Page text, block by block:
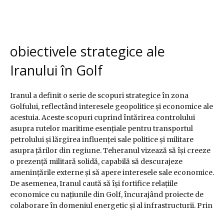
obiectivele strategice ale
Iranului în Golf
Iranul a definit o serie de scopuri strategice în zona
Golfului, reflectând interesele geopolitice și economice ale
acestuia. Aceste scopuri cuprind întărirea controlului
asupra rutelor maritime esențiale pentru transportul
petrolului și lărgirea influenței sale politice și militare
asupra țărilor din regiune. Teheranul vizează să își creeze
o prezență militară solidă, capabilă să descurajeze
amenințările externe și să apere interesele sale economice.
De asemenea, Iranul caută să își fortifice relațiile
economice cu națiunile din Golf, încurajând proiecte de
colaborare în domeniul energetic și al infrastructurii. Prin